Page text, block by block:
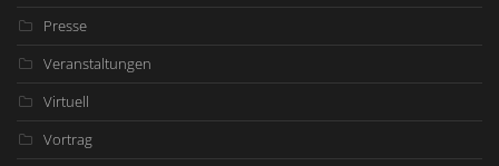
Presse
Veranstaltungen
Virtuell
Vortrag